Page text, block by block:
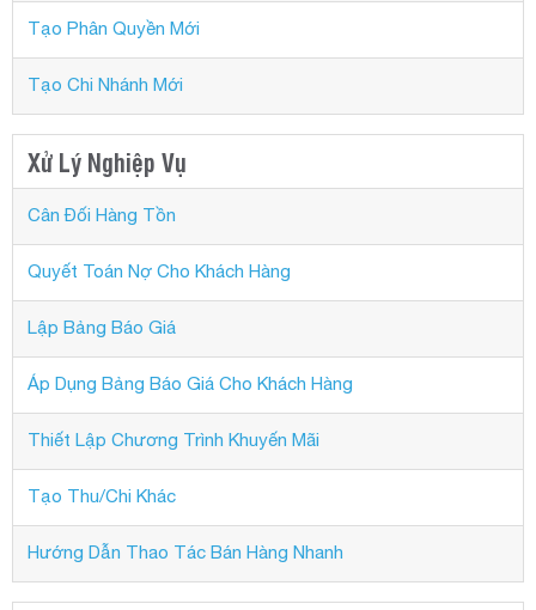
Tạo Phân Quyền Mới
Tạo Chi Nhánh Mới
Xử Lý Nghiệp Vụ
Cân Đối Hàng Tồn
Quyết Toán Nợ Cho Khách Hàng
Lập Bảng Báo Giá
Áp Dụng Bảng Báo Giá Cho Khách Hàng
Thiết Lập Chương Trình Khuyến Mãi
Tạo Thu/Chi Khác
Hướng Dẫn Thao Tác Bán Hàng Nhanh